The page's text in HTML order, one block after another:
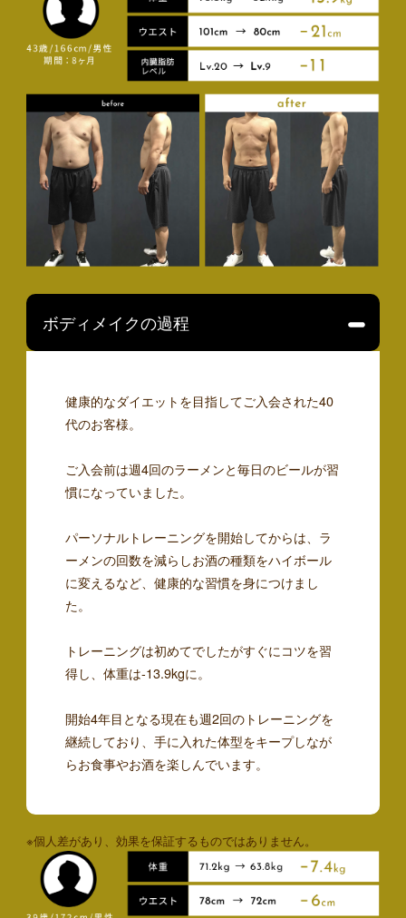
ボディメイクの過程
健康的なダイエットを目指してご入会された40
代のお客様。
ご入会前は週4回のラーメンと毎日のビールが習
慣になっていました。
パーソナルトレーニングを開始してからは、ラ
ーメンの回数を減らしお酒の種類をハイボール
に変えるなど、健康的な習慣を身につけまし
た。
トレーニングは初めてでしたがすぐにコツを習
得し、体重は-13.9kgに。
開始4年目となる現在も週2回のトレーニングを
継続しており、手に入れた体型をキープしなが
らお食事やお酒を楽しんでいます。
※個人差があり、効果を保証するものではありません。